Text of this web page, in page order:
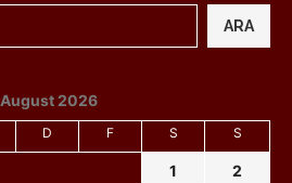
ARA
August 2026
D F S S
1
2